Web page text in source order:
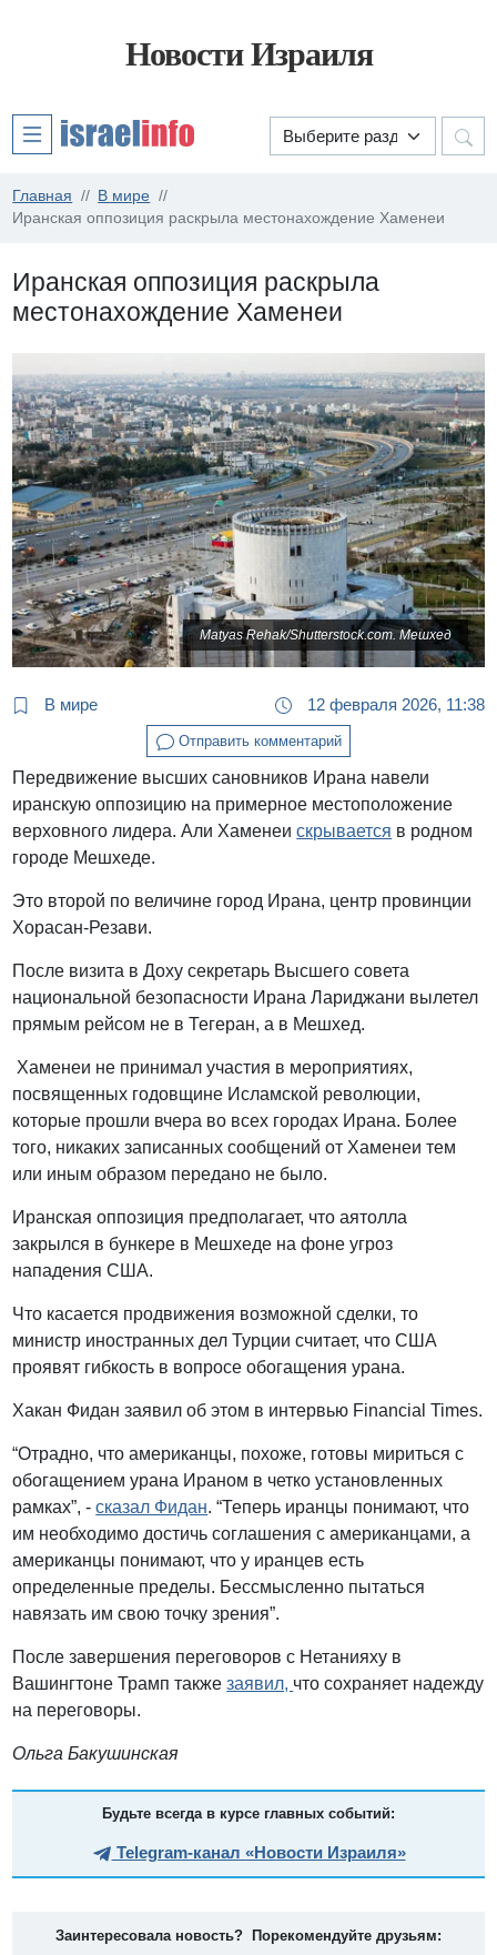
Новости Израиля
Главная
В мире
Иранская оппозиция раскрыла местонахождение Хаменеи
Иранская оппозиция раскрыла
местонахождение Хаменеи
Matyas Rehak/Shutterstock.com. Мешхед
В мире 12 февраля 2026, 11:38
Отправить комментарий
Передвижение высших сановников Ирана навели
иранскую оппозицию на примерное местоположение
верховного лидера. Али Хаменеискрывается в родном
городе Мешхеде.
Это второй по величине город Ирана, центр провинции
Хорасан-Резави.
После визита в Доху секретарь Высшего совета
национальной безопасности Ирана Лариджани вылетел
прямым рейсом не в Тегеран, а в Мешхед.
Хаменеи не принимал участия в мероприятиях,
посвященных годовщине Исламской революции,
которые прошли вчера во всех городах Ирана. Более
того, никаких записанных сообщений от Хаменеи тем
или иным образом передано не было.
Иранская оппозиция предполагает, что аятолла
закрылся в бункере в Мешхеде на фоне угроз
нападения США.
Что касается продвижения возможной сделки, то
министр иностранных дел Турции считает, что США
проявят гибкость в вопросе обогащения урана.
Хакан Фидан заявил об этом в интервью Financial Times.
“Отрадно, что американцы, похоже, готовы мириться с
обогащением урана Ираном в четко установленных
рамках”, -сказал Фидан. “Теперь иранцы понимают, что
им необходимо достичь соглашения с американцами, а
американцы понимают, что у иранцев есть
определенные пределы. Бессмысленно пытаться
навязать им свою точку зрения”.
После завершения переговоров с Нетанияху в
Вашингтоне Трамп такжезаявил, что сохраняет надежду
на переговоры.
Ольга Бакушинская
Будьте всегда в курсе главных событий:
Telegram-канал «Новости Израиля»
Заинтересовала новость? Порекомендуйте друзьям: